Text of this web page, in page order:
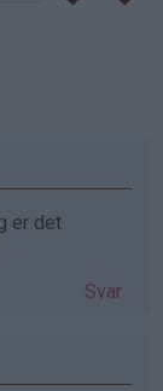
er det
Svar